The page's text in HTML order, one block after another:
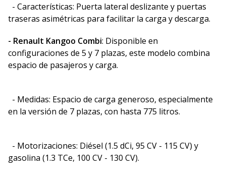
- Características: Puerta lateral deslizante y puertas
traseras asimétricas para facilitar la carga y descarga.
- Renault Kangoo Combi: Disponible en
configuraciones de 5 y 7 plazas, este modelo combina
espacio de pasajeros y carga.
- Medidas: Espacio de carga generoso, especialmente
en la versión de 7 plazas, con hasta 775 litros.
- Motorizaciones: Diésel (1.5 dCi, 95 CV - 115 CV) y
gasolina (1.3 TCe, 100 CV - 130 CV).